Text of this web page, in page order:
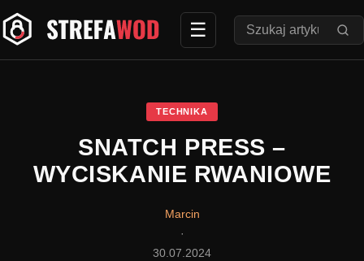
Przejdź
do
☰ Szukaj:
TECHNIKA
SNATCH PRESS –
WYCISKANIE RWANIOWE
Marcin
·
30.07.2024